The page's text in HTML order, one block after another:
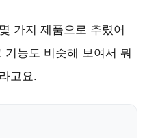
가지 제품으로 추렸어
기능도 비슷해 보여서 뭐
고요.